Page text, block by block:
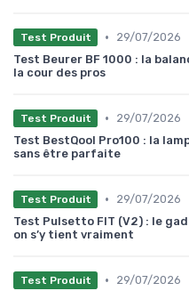
Test Produit •
29/07/2026
Test Beurer BF 1000 : la
la cour des pros
Test Produit •
29/07/2026
Test BestQool Pro100 : la
sans être parfaite
Test Produit •
29/07/2026
Test Pulsetto FIT (V2) : le
on s’y tient vraiment
Test Produit •
29/07/2026